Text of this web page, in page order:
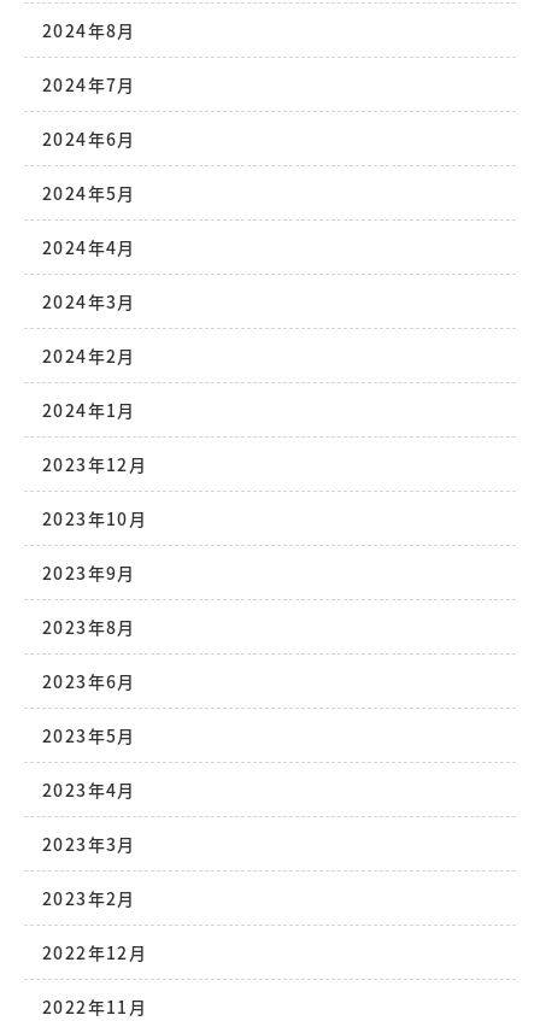
2024年8月
2024年7月
2024年6月
2024年5月
2024年4月
2024年3月
2024年2月
2024年1月
2023年12月
2023年10月
2023年9月
2023年8月
2023年6月
2023年5月
2023年4月
2023年3月
2023年2月
2022年12月
2022年11月